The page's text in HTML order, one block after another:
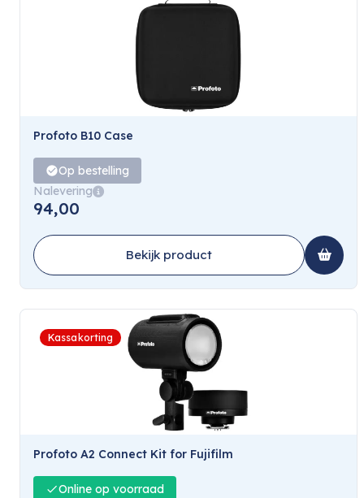
Profoto B10 Case
Op bestelling
Nalevering
94,00
Bekijk product
Kassakorting
Profoto A2 Connect Kit for Fujifilm
Online op voorraad